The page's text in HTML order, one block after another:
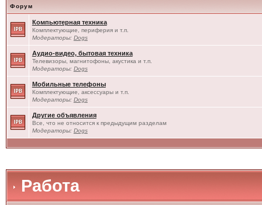
Форум
Компьютерная техника
Комплектующие, периферия и т.п.
Модераторы: Dogs
Аудио-видео, бытовая техника
Телевизоры, магнитофоны, акустика и т.п.
Модераторы: Dogs
Мобильные телефоны
Комплектующие, аксессуары и т.п.
Модераторы: Dogs
Другие объявления
Все, что не относится к предыдущим разделам
Модераторы: Dogs
Работа